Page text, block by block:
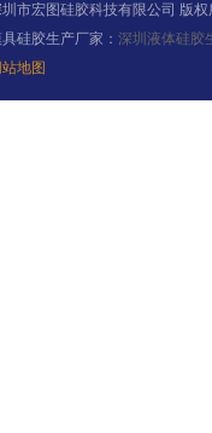
市宏图硅胶科技有限公司 版权
硅胶生产厂家： 深圳液体硅胶
地图